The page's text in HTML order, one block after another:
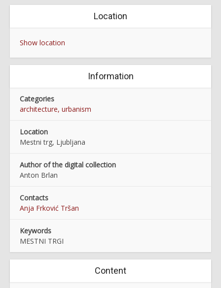
Location
Show location
Information
Categories
architecture, urbanism
Location
Mestni trg, Ljubljana
Author of the digital collection
Anton Brlan
Contacts
Anja Frković Tršan
Keywords
MESTNI TRGI
Content